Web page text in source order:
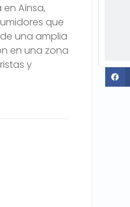
Aínsa,
que
una amplia
en una zona
y